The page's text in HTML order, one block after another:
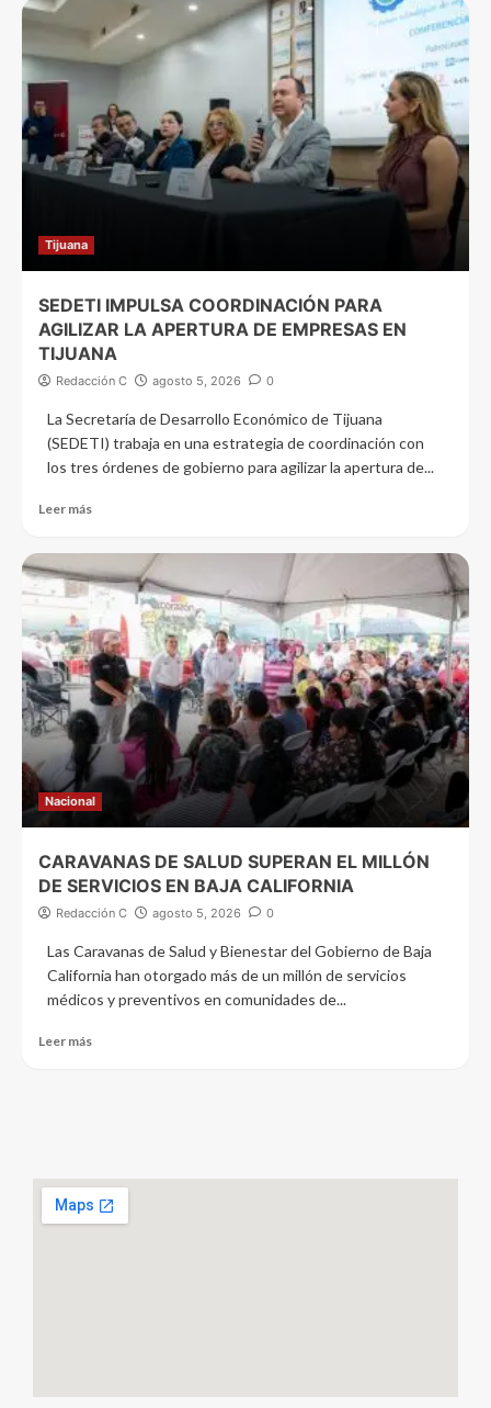
Tijuana
SEDETI IMPULSA COORDINACIÓN PARA
AGILIZAR LA APERTURA DE EMPRESAS EN
TIJUANA
Redacción C agosto 5, 2026 0
La Secretaría de Desarrollo Económico de Tijuana
(SEDETI) trabaja en una estrategia de coordinación con
los tres órdenes de gobierno para agilizar la apertura de...
Leer más
Nacional
CARAVANAS DE SALUD SUPERAN EL MILLÓN
DE SERVICIOS EN BAJA CALIFORNIA
Redacción C agosto 5, 2026 0
Las Caravanas de Salud y Bienestar del Gobierno de Baja
California han otorgado más de un millón de servicios
médicos y preventivos en comunidades de...
Leer más